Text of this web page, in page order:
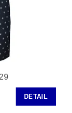
DETAIL